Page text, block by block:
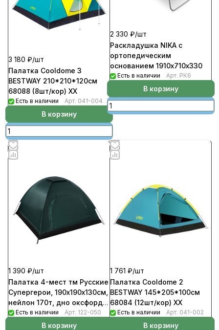
3 180 ₽/шт
Палатка Cooldome 3
BESTWAY 210*210*120см
68088 (8шт/кор) ХХ
Есть в наличии Арт. 041-004
В корзину
2 330 ₽/шт
Раскладушка NIKA с
ортопедическим
основанием 1910х710х330
Есть в наличии Арт. РК6
В корзину
1 390 ₽/шт
Палатка 4-мест тм Русские
Супергерои, 190х190х130см,
нейлон 170т, дно оксфорд
210тЕсть в наличии Арт. 122-050
В корзину
1 761 ₽/шт
Палатка Cooldome 2
BESTWAY 145*205*100см
68084 (12шт/кор) ХХ
Есть в наличии Арт. 041-002
В корзину